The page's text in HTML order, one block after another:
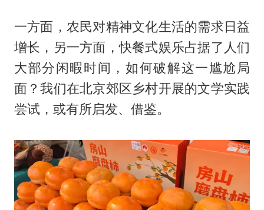
一方面，农民对精神文化生活的需求日益
增长，另一方面，快餐式娱乐占据了人们
大部分闲暇时间，如何破解这一尴尬局
面？我们在北京郊区乡村开展的文学实践
尝试，或有所启发、借鉴。